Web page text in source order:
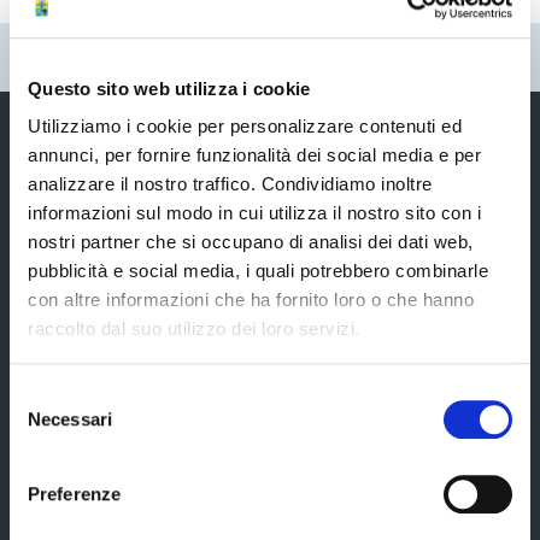
Questo sito web utilizza i cookie
Utilizziamo i cookie per personalizzare contenuti ed
annunci, per fornire funzionalità dei social media e per
analizzare il nostro traffico. Condividiamo inoltre
informazioni sul modo in cui utilizza il nostro sito con i
nostri partner che si occupano di analisi dei dati web,
pubblicità e social media, i quali potrebbero combinarle
con altre informazioni che ha fornito loro o che hanno
raccolto dal suo utilizzo dei loro servizi.
delNecessari
Preferenze
Provincia di Modena